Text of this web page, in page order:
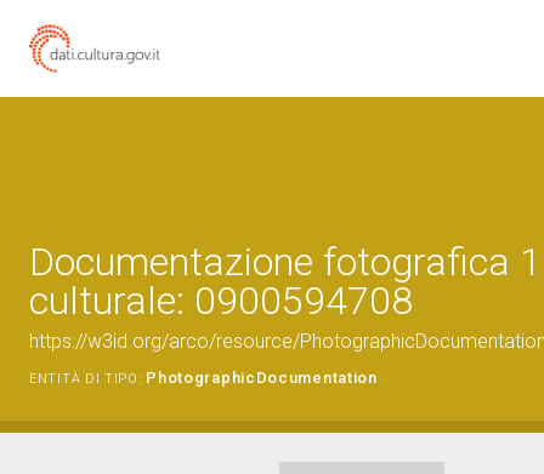
Documentazione fotografica
culturale: 0900594708
https://w3id.org/arco/resource/
ENTITÀ DI TIPO: PhotographicDocumentation